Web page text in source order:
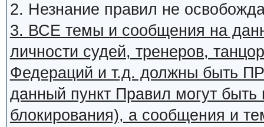
2. Незнание правил не
3. ВСЕ темы и сообщения на
личности судей, тренеров,
Федераций и т.д. должны
данный пункт Правил могут
блокирования), а сообщения и